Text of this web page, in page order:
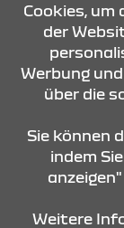
STANDORTE
Cookies, um
der
Werbung
über die
Sie können
indem
Weitere